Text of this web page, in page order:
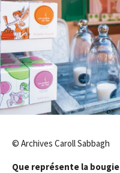
© Archives Caroll Sabbagh
Que représente la